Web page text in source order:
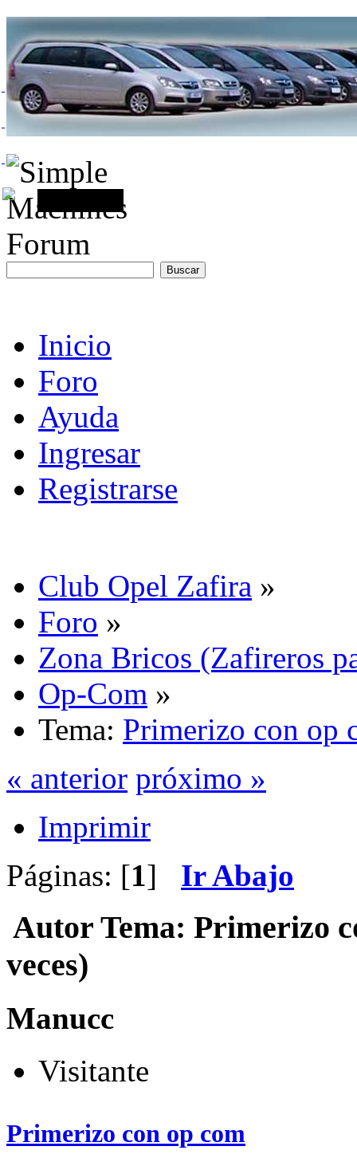
Inicio
Foro
Ayuda
Ingresar
Registrarse
Club Opel Zafira »
Foro »
Zona Bricos (Zafireros
Op-Com »
Tema: Primerizo con op
« anterior próximo »
Imprimir
Páginas: [1] Ir Abajo
Autor Tema: Primerizo
veces)
Manucc
Visitante
Primerizo con op com